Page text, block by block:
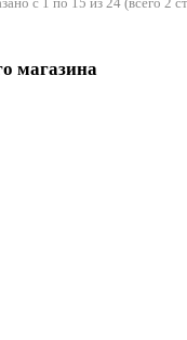
магазина